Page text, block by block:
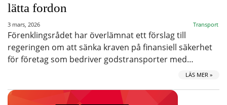
lätta fordon
3 mars, 2026 Transport
Förenklingsrådet har överlämnat ett förslag till
regeringen om att sänka kraven på finansiell säkerhet
för företag som bedriver godstransporter med…
LÄS MER »